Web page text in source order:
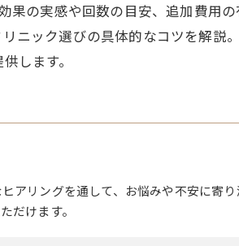
の実感や回数の目安、追加費用
ニック選びの具体的なコツを解説
します。
アリングを通して、お悩みや不安に寄
だけます。